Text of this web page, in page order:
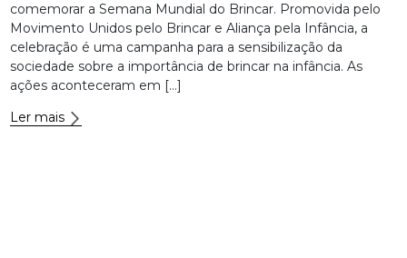
comemorar a Semana Mundial do Brincar. Promovida pelo
Movimento Unidos pelo Brincar e Aliança pela Infância, a
celebração é uma campanha para a sensibilização da
sociedade sobre a importância de brincar na infância. As
ações aconteceram em […]
Ler mais